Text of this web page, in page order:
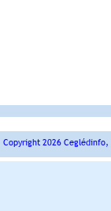
Copyright 2026